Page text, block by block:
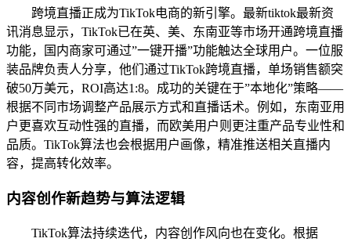
跨境直播正成为TikTok电商的新引擎。最新tiktok最新资
讯消息显示，TikTok已在英、美、东南亚等市场开通跨境直播
功能，国内商家可通过”一键开播”功能触达全球用户。一位服
装品牌负责人分享，他们通过TikTok跨境直播，单场销售额突
破50万美元，ROI高达1:8。成功的关键在于”本地化”策略——
根据不同市场调整产品展示方式和直播话术。例如，东南亚用
户更喜欢互动性强的直播，而欧美用户则更注重产品专业性和
品质。TikTok算法也会根据用户画像，精准推送相关直播内
容，提高转化效率。
内容创作新趋势与算法逻辑
TikTok算法持续迭代，内容创作风向也在变化。根据